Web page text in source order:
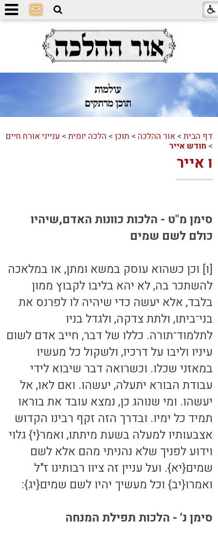
דף הבית >אור ההלכה > תוכן > הלכה יומית > ענייני אורח חיים
> חודש אייר
ו אייר
סימן מ"ט - הלכות כוונות האדם,שיהיו
כולם לשם שמים
[ו] וכן כשהוא עוסק במשא ומתן, או במלאכה
להשתכר בה, לא יהא בליבו לקבוץ ממון
בלבד, אלא יעשה כדי שיהיה לו לפרנס את
בני־ביתו, ולתת צדקה, ולגדל בניו
לתלמוד־תורה. כללו של דבר, חייב אדם לשום
עיניו וליבו על דרכיו, ולשקול כל מעשיו
במאזני שכלו. וכשרואה דבר שיבוא לידי
עבודת הבורא יתעלה, יעשהו. ואם לאו, אל
יעשהו. ומי שנוהג כן, נמצא עובד את בוראו
תמיד כל ימיו. ובדרך הזה זקף רבינו הקדוש
אצבעותיו למעלה בשעת מיתתו, ואמר{י} גלוי
וידוע לפניך שלא נהניתי מהם אלא לשם
שמים{יא}. ועל עניין זה ציוו רבותינו ז"ל
ואמרו{יב} וכל מעשיך יהיו לשם שמים{יג}:
סימן נ' - הלכות תפילת המנחה